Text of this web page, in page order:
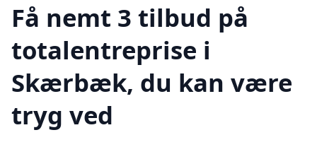
Få nemt 3 tilbud på
totalentreprise i
Skærbæk, du kan være
tryg ved